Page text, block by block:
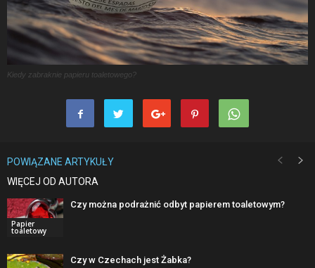
Kiedy zabraknie papieru toaletowego?
POWIĄZANE ARTYKUŁY
WIĘCEJ OD AUTORA
Papier
toaletowy
Czy można podrażnić odbyt papierem toaletowym?
Czy w Czechach jest Żabka?